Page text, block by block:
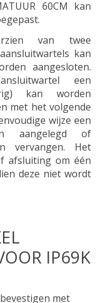
60CM kan
van twee
kan
aangesloten.
een
kan worden
met het volgende
wijze een
aangelegd of
vervangen. Het
afsluiting om één
deze niet wordt
IP69K
met